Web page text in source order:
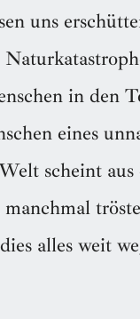
uns
in den
eines
scheint aus
manchmal
alles weit